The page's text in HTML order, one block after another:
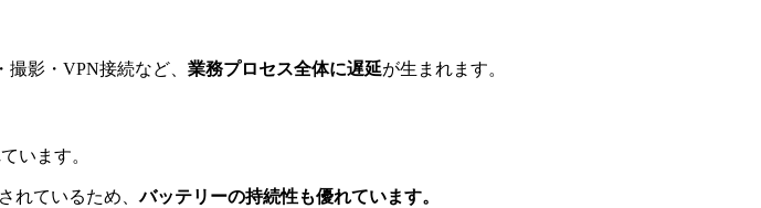
影・VPN接続など、 業務プロセス全体に遅延が生まれます。
います。
れているため、バッテリーの持続性も優れています。